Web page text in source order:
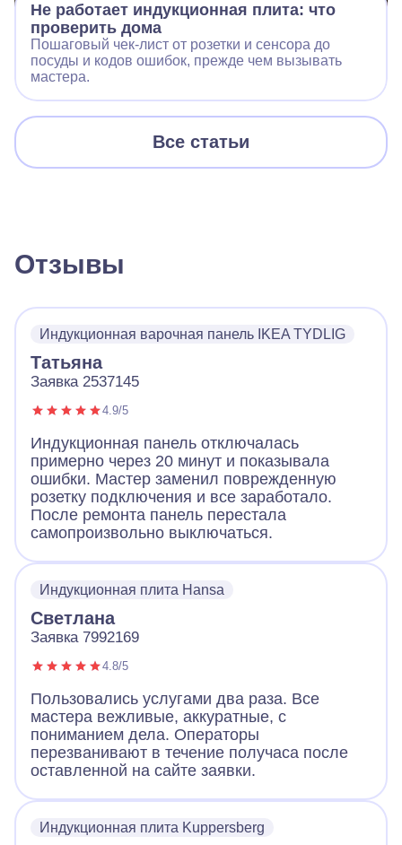
Не работает индукционная плита: что
проверить дома
Пошаговый чек‑лист от розетки и сенсора до
посуды и кодов ошибок, прежде чем вызывать
мастера.
Все статьи
Отзывы
Индукционная варочная панель IKEA TYDLIG
Татьяна
Заявка 2537145
4.9/5
Индукционная панель отключалась
примерно через 20 минут и показывала
ошибки. Мастер заменил поврежденную
розетку подключения и все заработало.
После ремонта панель перестала
самопроизвольно выключаться.
Индукционная плита Hansa
Светлана
Заявка 7992169
4.8/5
Пользовались услугами два раза. Все
мастера вежливые, аккуратные, с
пониманием дела. Операторы
перезванивают в течение получаса после
оставленной на сайте заявки.
Индукционная плита Kuppersberg